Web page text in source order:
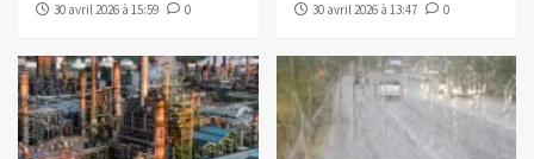
30 avril 2026 à 15:59
0
30 avril 2026 à 13:47
0